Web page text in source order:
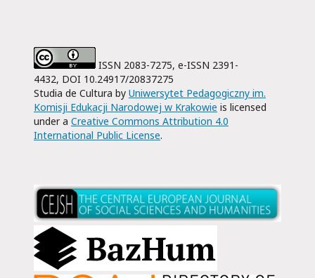
ISSN 2083-7275, e-ISSN 2391-
4432, DOI 10.24917/20837275
Studia de Cultura by Uniwersytet Pedagogiczny im.
Komisji Edukacji Narodowej w Krakowie is licensed
under a Creative Commons Attribution 4.0
International Public License.